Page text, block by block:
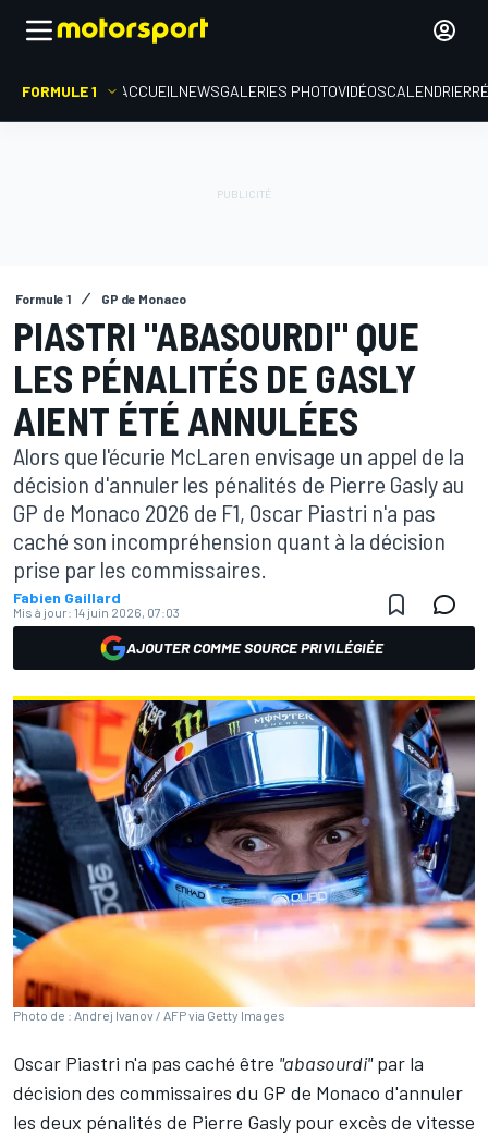
FORMULE 1 ACCUEIL NEWSGALERIES PHOTOVIDÉOSCALENDRIER
Formule 1 GP de Monaco
PIASTRI "ABASOURDI" QUE
LES PÉNALITÉS DE GASLY
AIENT ÉTÉ ANNULÉES
Alors que l'écurie McLaren envisage un appel de la
décision d'annuler les pénalités de Pierre Gasly au
GP de Monaco 2026 de F1, Oscar Piastri n'a pas
caché son incompréhension quant à la décision
prise par les commissaires.
Fabien Gaillard
Mis à jour: 14 juin 2026, 07:03
AJOUTER COMME SOURCE PRIVILÉGIÉE
Photo de : Andrej Ivanov / AFP via Getty Images
Oscar Piastri n'a pas caché être "abasourdi"par la
décision des commissaires du GP de Monaco d'annuler
les deux pénalités de Pierre Gasly pour excès de vitesse